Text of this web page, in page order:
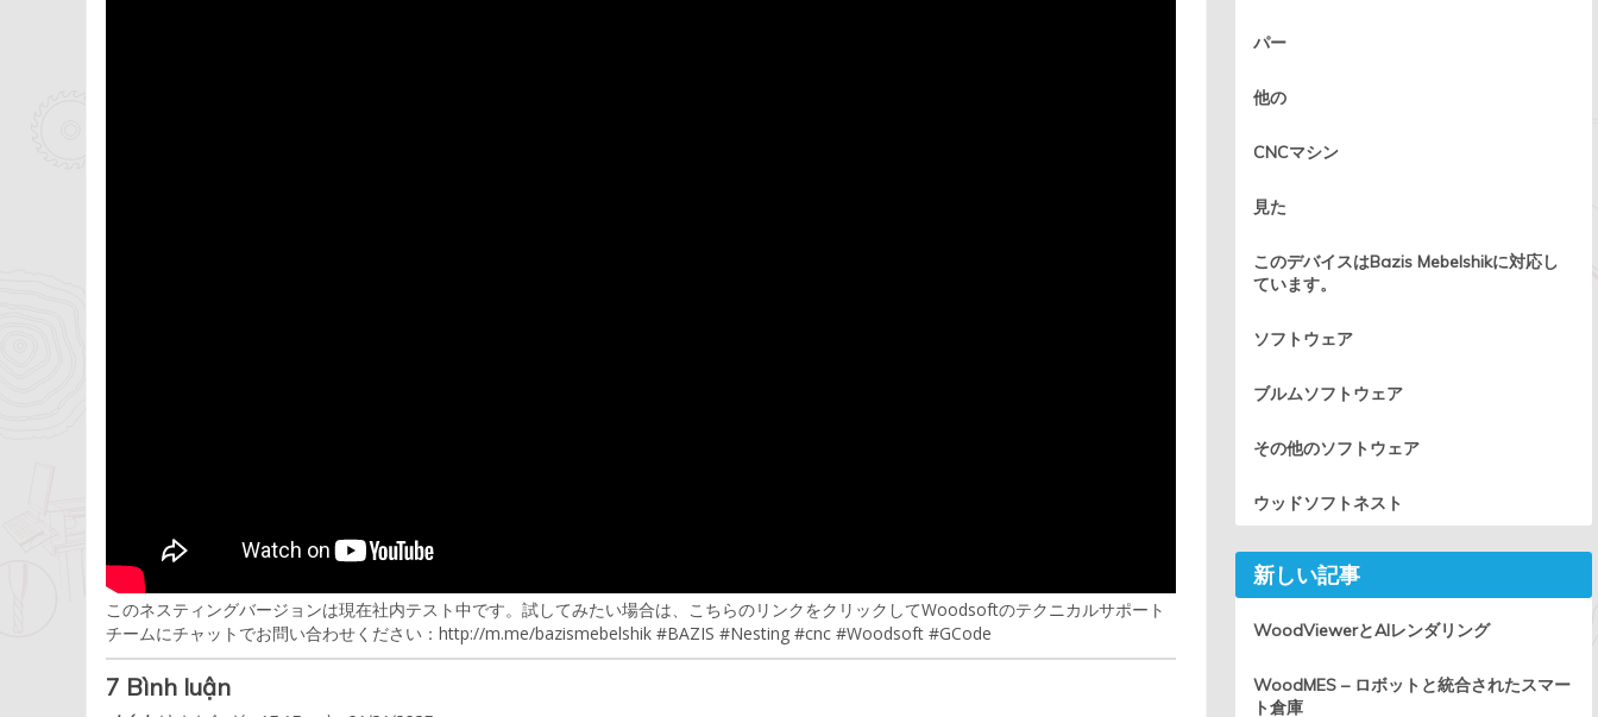
このネスティングバージョンは現在社内テスト中です。試してみたい場合は、こちらのリンクをクリックしてWoodsoftのテクニカルサポート
チームにチャットでお問い合わせください：http://m.me/bazismebelshik #BAZIS #Nesting #cnc #Woodsoft #GCode
7 Bình luận
パー
他の
CNCマシン
見た
このデバイスはBazis Mebelshikに対応し
ています。
ソフトウェア
ブルムソフトウェア
その他のソフトウェア
ウッドソフトネスト
新しい記事
WoodViewerとAIレンダリング
WoodMES – ロボットと統合されたスマー
ト倉庫